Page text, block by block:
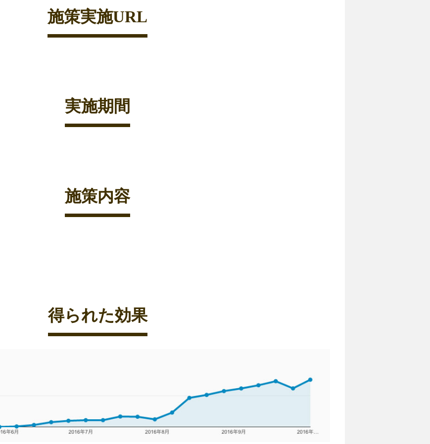
施策実施URL
実施期間
施策内容
得られた効果